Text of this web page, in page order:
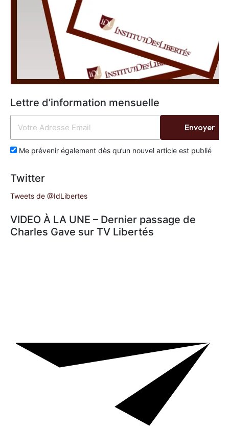
Lettre d’information mensuelle
Me prévenir également dès qu’un nouvel article est publié
Envoyer
Twitter
Tweets de @IdLibertes
VIDEO À LA UNE – Dernier passage de
Charles Gave sur TV Libertés